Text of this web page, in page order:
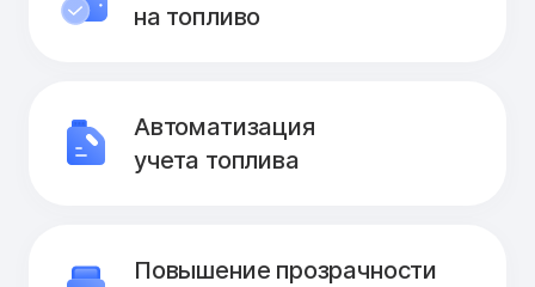
на топливо
Автоматизация
учета топлива
Повышение прозрачности